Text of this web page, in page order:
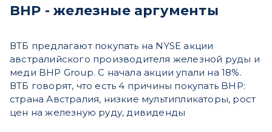
BHP - железные аргументы
ВТБ предлагают покупать на NYSE акции
австралийского производителя железной руды и
меди BHP Group. С начала акции упали на 18%.
ВТБ говорят, что есть 4 причины покупать BHP:
страна Австралия, низкие мультипликаторы, рост
цен на железную руду, дивиденды